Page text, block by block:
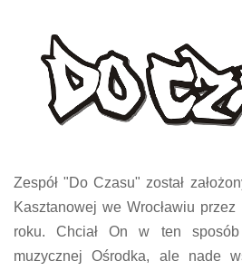
Zespół "Do Czasu" został
Kasztanowej we Wrocławiu
roku. Chciał On w ten
muzycznej Ośrodka, ale nade